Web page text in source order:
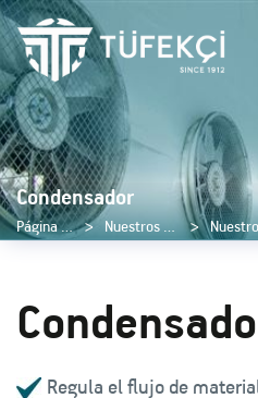
Condensador
Página de inicio Nuestros productos
Regula el flujo de